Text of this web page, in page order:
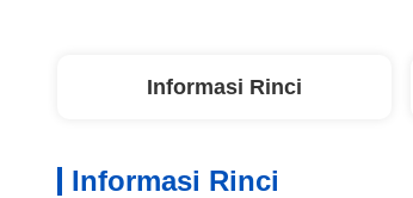
Informasi Rinci
Informasi Rinci